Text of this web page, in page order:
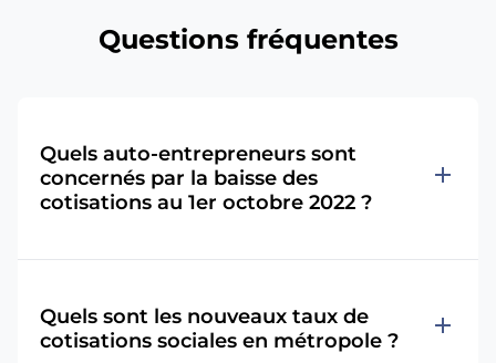
Questions fréquentes
Quels auto-entrepreneurs sont
concernés par la baisse des
cotisations au 1er octobre 2022 ?
add
Quels sont les nouveaux taux de
cotisations sociales en métropole ?
add